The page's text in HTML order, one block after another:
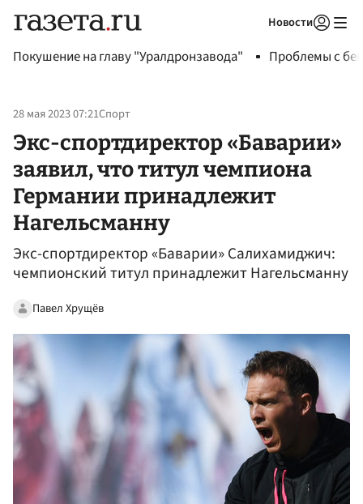
Новости
Покушение на главу "Уралдронзавода" Проблемы с
28 мая 2023 07:21Спорт
Экс-спортдиректор «Баварии»
заявил, что титул чемпиона
Германии принадлежит
Нагельсманну
Экс-спортдиректор «Баварии» Салихамиджич:
чемпионский титул принадлежит Нагельсманну
Павел Хрущёв